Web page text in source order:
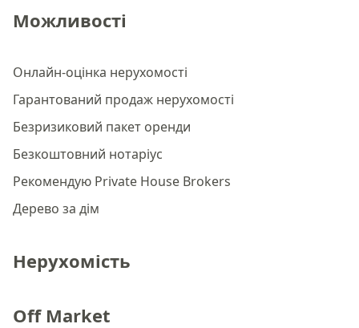
Можливості
Онлайн-оцінка нерухомості
Гарантований продаж нерухомості
Безризиковий пакет оренди
Безкоштовний нотаріус
Рекомендую Private House Brokers
Дерево за дім
Нерухомість
Off Market